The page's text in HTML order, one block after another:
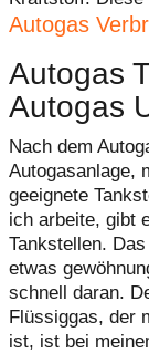
Autogas
Autogas
Autogas
Nach dem
Autogasanlage,
geeignete
ich arbeite, gibt
Tankstellen.
etwas
schnell daran.
Flüssiggas, der
ist, ist bei